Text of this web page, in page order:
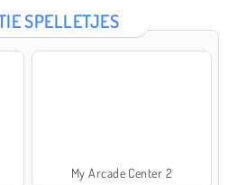
SPELLETJES
My Arcade Center 2